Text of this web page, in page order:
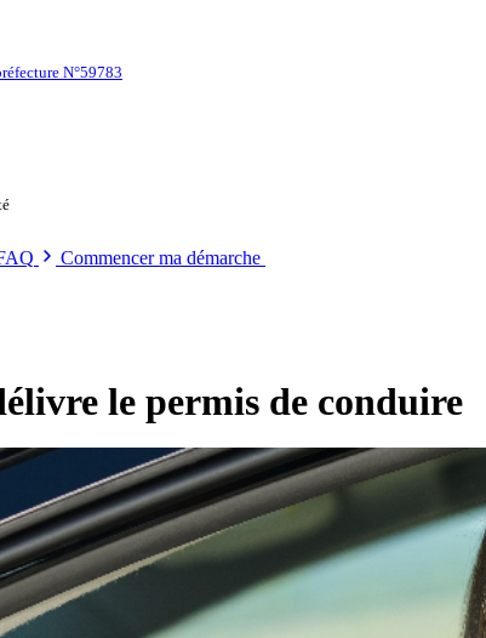
N°59783
Commencer ma démarche
le permis de conduire